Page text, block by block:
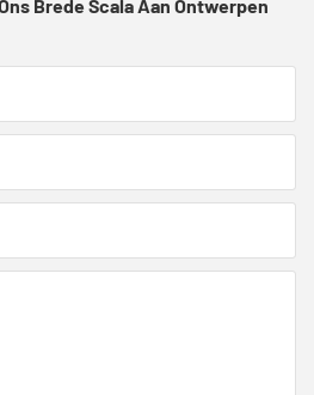
Brede Scala Aan Ontwerpen